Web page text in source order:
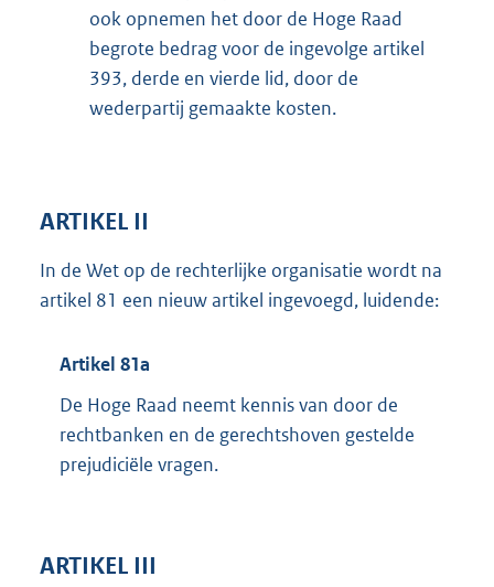
ook opnemen het door de Hoge Raad
begrote bedrag voor de ingevolge artikel
393, derde en vierde lid, door de
wederpartij gemaakte kosten.
ARTIKEL II
In de Wet op de rechterlijke organisatie wordt na
artikel 81 een nieuw artikel ingevoegd, luidende:
Artikel 81a
De Hoge Raad neemt kennis van door de
rechtbanken en de gerechtshoven gestelde
prejudiciële vragen.
ARTIKEL III